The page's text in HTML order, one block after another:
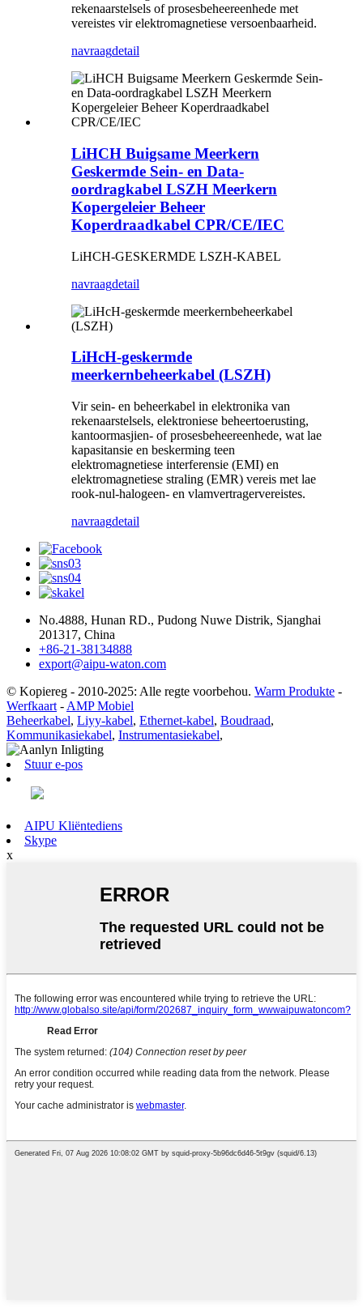
rekenaarstelsels of prosesbeheereenhede met
vereistes vir elektromagnetiese versoenbaarheid.
navraagdetail
LiHCH Buigsame Meerkern
Geskermde Sein- en Data-
oordragkabel LSZH Meerkern
Kopergeleier Beheer
Koperdraadkabel CPR/CE/IEC
LiHCH-GESKERMDE LSZH-KABEL
navraagdetail
LiHcH-geskermde
meerkernbeheerkabel (LSZH)
Vir sein- en beheerkabel in elektronika van
rekenaarstelsels, elektroniese beheertoerusting,
kantoormasjien- of prosesbeheereenhede, wat lae
kapasitansie en beskerming teen
elektromagnetiese interferensie (EMI) en
elektromagnetiese straling (EMR) vereis met lae
rook-nul-halogeen- en vlamvertragervereistes.
navraagdetail
No.4888, Hunan RD., Pudong Nuwe Distrik, Sjanghai
201317, China
+86-21-38134888
export@aipu-waton.com
© Kopiereg - 2010-2025: Alle regte voorbehou. Warm Produkte -
Werfkaart - AMP Mobiel
Beheerkabel, Liyy-kabel, Ethernet-kabel, Boudraad,
Kommunikasiekabel, Instrumentasiekabel,
Stuur e-pos
AIPU Kliëntediens
Skype
x